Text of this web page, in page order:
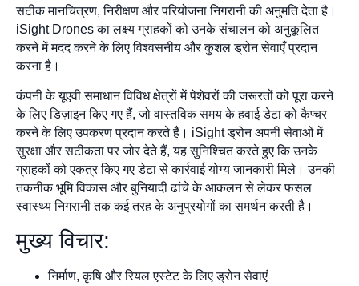
सटीक मानचित्रण, निरीक्षण और परियोजना निगरानी की अनुमति देता है।
iSight Drones का लक्ष्य ग्राहकों को उनके संचालन को अनुकूलित
करने में मदद करने के लिए विश्वसनीय और कुशल ड्रोन सेवाएँ प्रदान
करना है।
कंपनी के यूएवी समाधान विविध क्षेत्रों में पेशेवरों की जरूरतों को पूरा करने
के लिए डिज़ाइन किए गए हैं, जो वास्तविक समय के हवाई डेटा को कैप्चर
करने के लिए उपकरण प्रदान करते हैं। iSight ड्रोन अपनी सेवाओं में
सुरक्षा और सटीकता पर जोर देते हैं, यह सुनिश्चित करते हुए कि उनके
ग्राहकों को एकत्र किए गए डेटा से कार्रवाई योग्य जानकारी मिले। उनकी
तकनीक भूमि विकास और बुनियादी ढांचे के आकलन से लेकर फसल
स्वास्थ्य निगरानी तक कई तरह के अनुप्रयोगों का समर्थन करती है।
मुख्य विचार:
निर्माण, कृषि और रियल एस्टेट के लिए ड्रोन सेवाएं